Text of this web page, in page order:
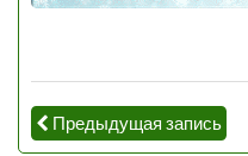
Предыдущая запись